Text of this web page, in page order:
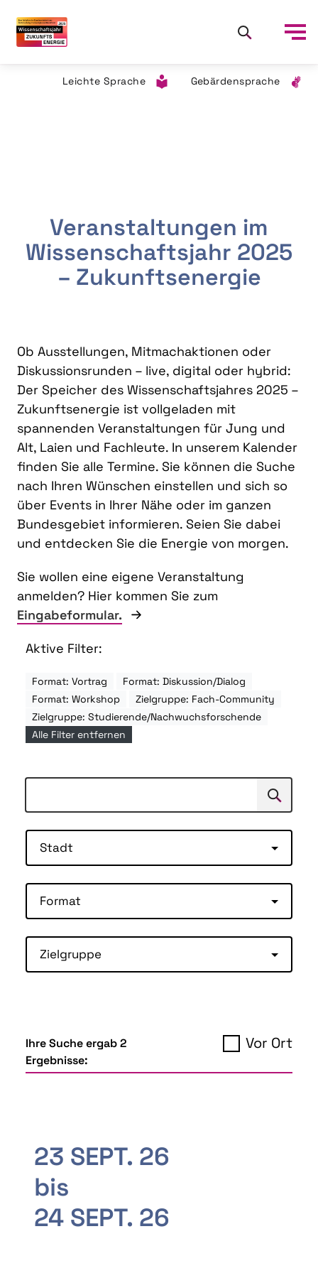
Leichte Sprache Gebärdensprache
Veranstaltungen im
Wissenschaftsjahr 2025
– Zukunftsenergie
Ob Ausstellungen, Mitmachaktionen oder
Diskussionsrunden – live, digital oder hybrid:
Der Speicher des Wissenschaftsjahres 2025 –
Zukunftsenergie ist vollgeladen mit
spannenden Veranstaltungen für Jung und
Alt, Laien und Fachleute. In unserem Kalender
finden Sie alle Termine. Sie können die Suche
nach Ihren Wünschen einstellen und sich so
über Events in Ihrer Nähe oder im ganzen
Bundesgebiet informieren. Seien Sie dabei
und entdecken Sie die Energie von morgen.
Sie wollen eine eigene Veranstaltung
anmelden? Hier kommen Sie zum
Eingabeformular.
Aktive Filter:
Format: Vortrag
Format: Diskussion/Dialog
Format: Workshop
Zielgruppe: Fach-Community
Zielgruppe: Studierende/Nachwuchsforschende
Alle Filter entfernen
Suchen
Stadt
Format
Zielgruppe
Ihre Suche ergab 2
Ergebnisse:
Vor Ort
23 SEPT. 26
bis
24 SEPT. 26